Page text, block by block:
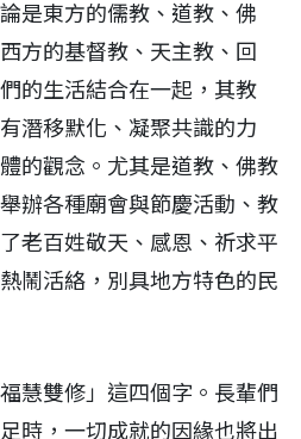
是東方的儒教、道教、佛
方的基督教、天主教、回
的生活結合在一起，其教
潛移默化、凝聚共識的力
的觀念。尤其是道教、佛教
辦各種廟會與節慶活動、教
老百姓敬天、感恩、祈求平
鬧活絡，別具地方特色的民
慧雙修」這四個字。長輩們
時，一切成就的因緣也將出